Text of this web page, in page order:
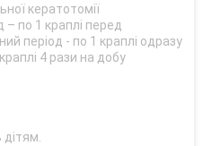
кератотомії
– по 1 краплі перед
період - по 1 краплі одразу
4 рази на добу